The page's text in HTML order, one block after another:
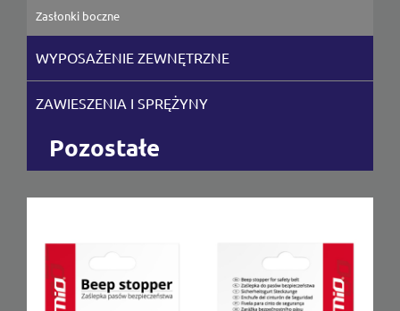
Zasłonki boczne
WYPOSAŻENIE ZEWNĘTRZNE
ZAWIESZENIA I SPRĘŻYNY
Pozostałe